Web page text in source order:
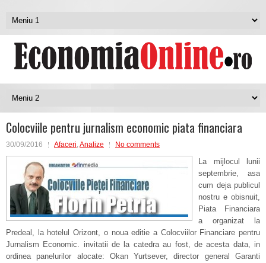
Colocviile pentru jurnalism economic piata financiara
30/09/2016 Afaceri,Analize No comments
La mijlocul lunii
septembrie, asa
cum deja publicul
nostru e obisnuit,
Piata Financiara
a organizat la
Predeal, la hotelul Orizont, o noua editie a Colocviilor Financiare pentru
Jurnalism Economic. invitatii de la catedra au fost, de acesta data, in
ordinea panelurilor alocate: Okan Yurtsever, director general Garanti